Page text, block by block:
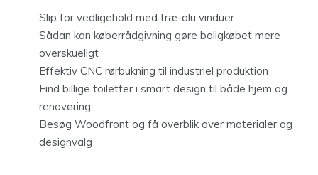
Slip for vedligehold med træ-alu vinduer
Sådan kan køberrådgivning gøre boligkøbet mere
overskueligt
Effektiv CNC rørbukning til industriel produktion
Find billige toiletter i smart design til både hjem og
renovering
Besøg Woodfront og få overblik over materialer og
designvalg